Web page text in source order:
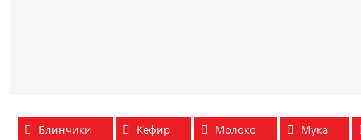
Блинчики Кефир Молоко Мука